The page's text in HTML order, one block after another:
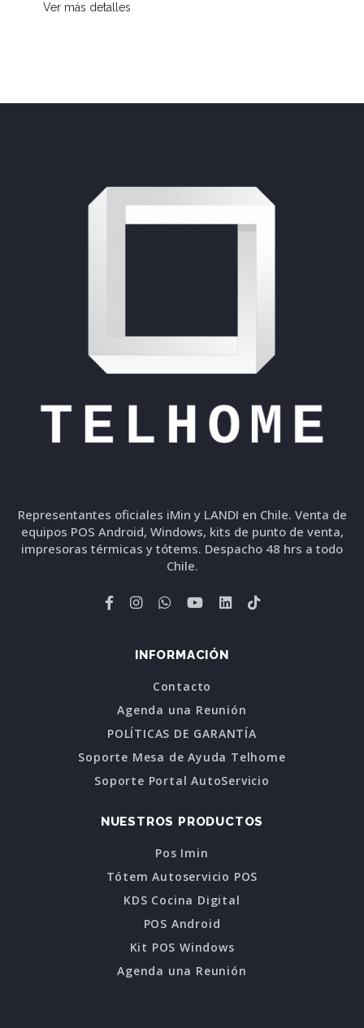
Ver más detalles
Representantes oficiales iMin y LANDI en Chile. Venta de
equipos POS Android, Windows, kits de punto de venta,
impresoras térmicas y tótems. Despacho 48 hrs a todo
Chile.
INFORMACIÓN
Contacto
Agenda una Reunión
POLÍTICAS DE GARANTÍA
Soporte Mesa de Ayuda Telhome
Soporte Portal AutoServicio
NUESTROS PRODUCTOS
Pos Imin
Tótem Autoservicio POS
KDS Cocina Digital
POS Android
Kit POS Windows
Agenda una Reunión